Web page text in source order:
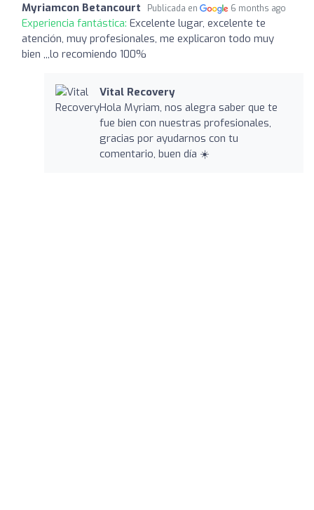
Myriamcon Betancourt Publicada en 6 months ago
Experiencia fantástica: Excelente lugar, excelente te
atención, muy profesionales, me explicaron todo muy
bien ,,,lo recomiendo 100%
Vital Recovery
Hola Myriam, nos alegra saber que te
fue bien con nuestras profesionales,
gracias por ayudarnos con tu
comentario, buen día ☀️